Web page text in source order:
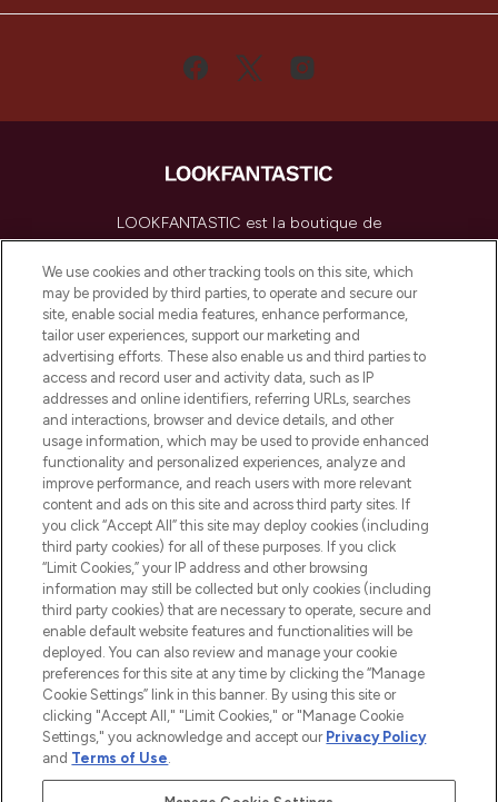
LOOKFANTASTIC est la boutique de
beauté incontournable en Europe,
proposant les meilleurs produits de soins
de la peau, des cheveux et de maquillage
de plus de 200 marques prestigieuses.
Faites vos achats en ligne ou via
l’application, avec la livraison offerte dès
55€ d'achat.
Consentement aux cookies
Do Not Sell or Share My Personal
Information
AIDE ET INFORMATIONS
INFORMATIONS GÉNÉRALES
À PROPOS DE LOOKFANTASTIC
Payer en toute sécurité avec
We use cookies and other tracking tools on this site, which
may be provided by third parties, to operate and secure our
site, enable social media features, enhance performance,
tailor user experiences, support our marketing and
advertising efforts. These also enable us and third parties to
access and record user and activity data, such as IP
addresses and online identifiers, referring URLs, searches
and interactions, browser and device details, and other
usage information, which may be used to provide enhanced
functionality and personalized experiences, analyze and
improve performance, and reach users with more relevant
content and ads on this site and across third party sites. If
you click “Accept All” this site may deploy cookies (including
third party cookies) for all of these purposes. If you click
“Limit Cookies,” your IP address and other browsing
information may still be collected but only cookies (including
third party cookies) that are necessary to operate, secure and
enable default website features and functionalities will be
deployed. You can also review and manage your cookie
preferences for this site at any time by clicking the “Manage
Cookie Settings” link in this banner. By using this site or
clicking "Accept All," "Limit Cookies," or "Manage Cookie
Settings," you acknowledge and accept our Privacy Policy
and Terms of Use.